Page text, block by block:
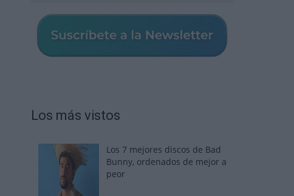
Los más vistos
Los 7 mejores discos de Bad
Bunny, ordenados de mejor a
peor